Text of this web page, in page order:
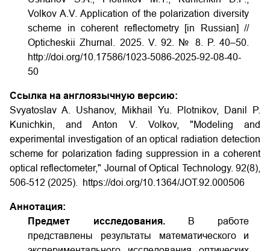
Volkov A.V. Application of the polarization diversity
scheme in coherent reflectometry [in Russian] //
Opticheskii Zhurnal. 2025. V. 92. № 8. P. 40–50.
http://doi.org/10.17586/1023-5086-2025-92-08-40-
50
Ссылка на англоязычную версию:
Svyatoslav A. Ushanov, Mikhail Yu. Plotnikov, Danil P.
Kunichkin, and Anton V. Volkov, "Modeling and
experimental investigation of an optical radiation detection
scheme for polarization fading suppression in a coherent
optical reflectometer," Journal of Optical Technology. 92(8),
506-512 (2025).
https://doi.org/10.1364/JOT.92.000506
Аннотация:
Предмет исследования.
В работе
представлены результаты математического и